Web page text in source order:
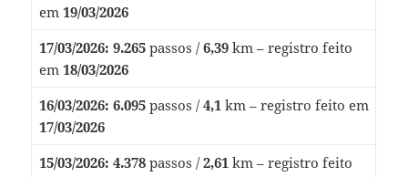
em 19/03/2026
17/03/2026: 9.265passos /6,39km – registro feito
em 18/03/2026
16/03/2026: 6.095passos /4,1 km – registro feito em
17/03/2026
15/03/2026: 4.378passos /2,61 km – registro feito